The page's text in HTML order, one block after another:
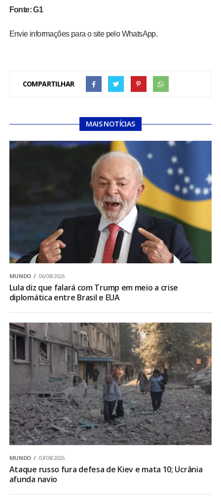
Fonte: G1
Envie informações para o site pelo WhatsApp.
COMPARTILHAR
MAIS NOTÍCIAS
MUNDO 06/08/2026
Lula diz que falará com Trump em meio a crise
diplomática entre Brasil e EUA
MUNDO 03/08/2026
Ataque russo fura defesa de Kiev e mata 10; Ucrânia
afunda navio